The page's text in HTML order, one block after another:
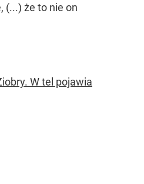
(...) że to nie on
W tel pojawia